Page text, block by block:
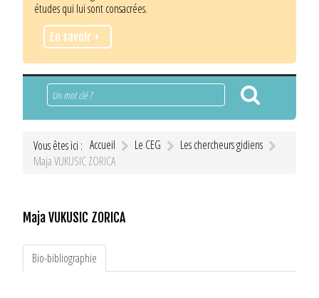
études qui lui sont consacrées.
En savoir +
Rechercher
Vous êtes ici : Accueil Le CEG
Les chercheurs gidiens
Maja VUKUSIC ZORICA
Maja VUKUSIC ZORICA
Bio-bibliographie